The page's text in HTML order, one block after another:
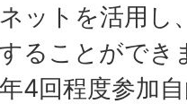
ットを活用し
ることができ
4回程度参加